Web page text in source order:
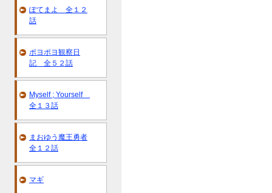
ぽてまよ 全１２
話
ポヨポヨ観察日
記 全５２話
Myself ; Yourself
全１３話
まおゆう魔王勇者
全１２話
マギ